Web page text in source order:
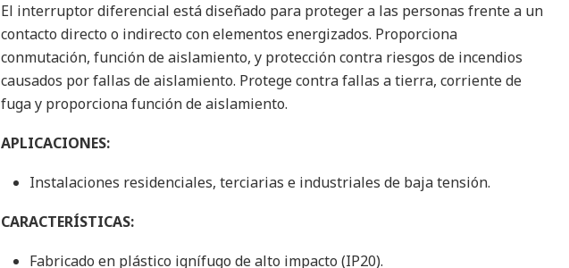
El interruptor diferencial está diseñado para proteger a las personas frente a un
contacto directo o indirecto con elementos energizados. Proporciona
conmutación, función de aislamiento, y protección contra riesgos de incendios
causados por fallas de aislamiento. Protege contra fallas a tierra, corriente de
fuga y proporciona función de aislamiento.
APLICACIONES:
Instalaciones residenciales, terciarias e industriales de baja tensión.
CARACTERÍSTICAS:
Fabricado en plástico ignífugo de alto impacto (IP20).